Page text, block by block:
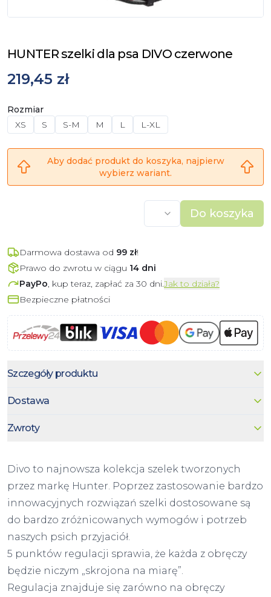
HUNTER szelki dla psa DIVO czerwone
219,45 zł
Rozmiar
XS
S S-M M L L-XL
Aby dodać produkt do koszyka, najpierw
wybierz wariant.
Do koszyka
Darmowa dostawa od 99 zł!
Prawo do zwrotu w ciągu 14 dni
PayPo, kup teraz, zapłać za 30 dni.Jak to działa?
Bezpieczne płatności
Szczegóły produktu
Dostawa
Zwroty
Divo to najnowsza kolekcja szelek tworzonych
przez markę Hunter. Poprzez zastosowanie bardzo
innowacyjnych rozwiązań szelki dostosowane są
do bardzo zróżnicowanych wymogów i potrzeb
naszych psich przyjaciół.
5 punktów regulacji sprawia, że każda z obręczy
będzie niczym „skrojona na miarę”.
Regulacja znajduje się zarówno na obręczy